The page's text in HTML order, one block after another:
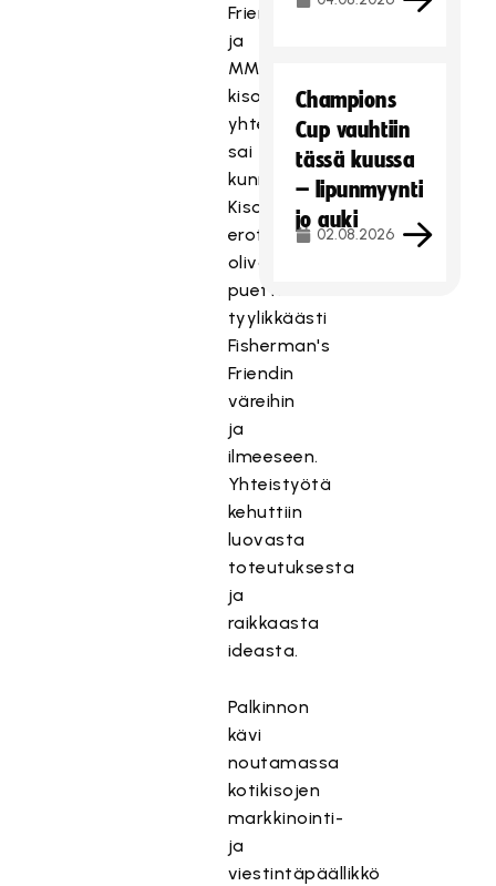
Friendin
ja
MM-
kisojen
yhteistyö
sai
kunniamaininnan.
Kisoissa
erotuomarit
olivat
puettu
tyylikkäästi
Fisherman's
Friendin
väreihin
ja
ilmeeseen.
Yhteistyötä
kehuttiin
luovasta
toteutuksesta
ja
raikkaasta
ideasta.
Palkinnon
kävi
noutamassa
kotikisojen
markkinointi-
ja
viestintäpäällikkö
Champions
Cup vauhtiin
tässä kuussa
– lipunmyynti
jo auki
02.08.2026